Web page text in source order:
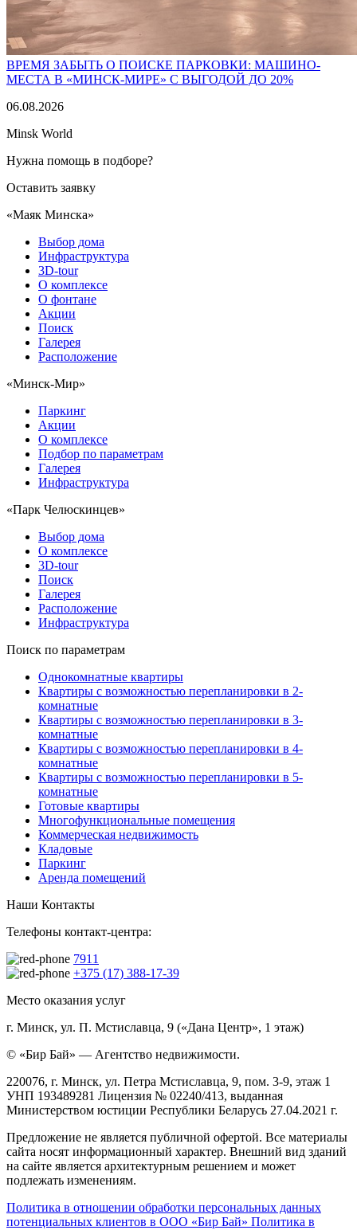
ВРЕМЯ ЗАБЫТЬ О ПОИСКЕ ПАРКОВКИ: МАШИНО-
МЕСТА В «МИНСК-МИРЕ» С ВЫГОДОЙ ДО 20%
06.08.2026
Minsk World
Нужна помощь в подборе?
Оставить заявку
«Маяк Минска»
Выбор дома
Инфраструктура
3D-tour
О комплексе
О фонтане
Акции
Поиск
Галерея
Расположение
«Минск-Мир»
Паркинг
Акции
О комплексе
Подбор по параметрам
Галерея
Инфраструктура
«Парк Челюскинцев»
Выбор дома
О комплексе
3D-tour
Поиск
Галерея
Расположение
Инфраструктура
Поиск по параметрам
Однокомнатные квартиры
Квартиры с возможностью перепланировки в 2-
комнатные
Квартиры с возможностью перепланировки в 3-
комнатные
Квартиры с возможностью перепланировки в 4-
комнатные
Квартиры с возможностью перепланировки в 5-
комнатные
Готовые квартиры
Многофункциональные помещения
Коммерческая недвижимость
Кладовые
Паркинг
Аренда помещений
Наши Контакты
Телефоны контакт-центра:
7911
+375 (17) 388-17-39
Место оказания услуг
г. Минск, ул. П. Мстиславца, 9 («Дана Центр», 1 этаж)
© «Бир Бай» — Агентство недвижимости.
220076, г. Минск, ул. Петра Мстиславца, 9, пом. 3-9, этаж 1
УНП 193489281 Лицензия № 02240/413, выданная
Министерством юстиции Республики Беларусь 27.04.2021 г.
Предложение не является публичной офертой. Все материалы
сайта носят информационный характер. Внешний вид зданий
на сайте является архитектурным решением и может
подлежать изменениям.
Политика в отношении обработки персональных данных
потенциальных клиентов в ООО «Бир Бай» Политика в